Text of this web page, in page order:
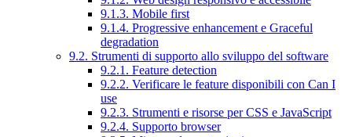
9.1.3. Mobile first
9.1.4. Progressive enhancement e Graceful
degradation
9.2. Strumenti di supporto allo sviluppo del software
9.2.1. Feature detection
9.2.2. Verificare le feature disponibili con Can I
use
9.2.3. Strumenti e risorse per CSS e JavaScript
9.2.4. Supporto browser